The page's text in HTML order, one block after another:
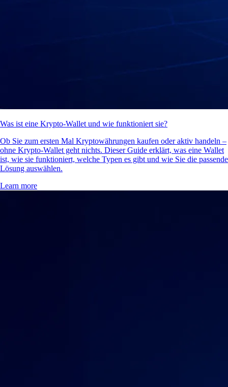
Was ist eine Krypto-Wallet und wie funktioniert sie?
Ob Sie zum ersten Mal Kryptowährungen kaufen oder aktiv handeln –
ohne Krypto-Wallet geht nichts. Dieser Guide erklärt, was eine Wallet
ist, wie sie funktioniert, welche Typen es gibt und wie Sie die passende
Lösung auswählen.
Learn more